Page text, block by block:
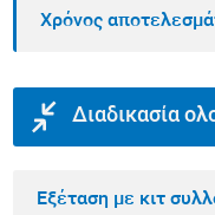
Χρόνος
Διαδικασία
Εξέταση με κιτ